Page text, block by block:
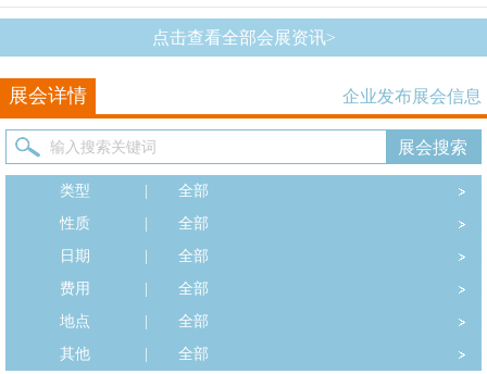
点击查看全部会展资讯>
展会详情 企业发布展会信息
类型
全部
性质
全部
日期
全部
费用
全部
地点
全部
其他
全部